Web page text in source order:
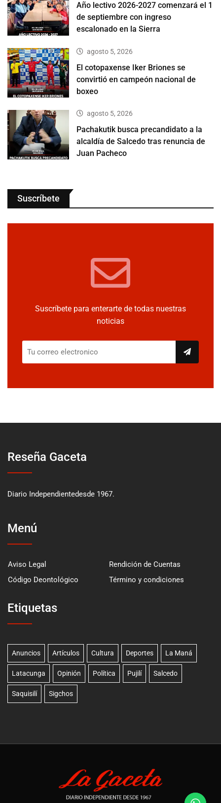
Año lectivo 2026-2027 comenzará el 1
de septiembre con ingreso
escalonado en la Sierra
agosto 5, 2026
El cotopaxense Iker Briones se
convirtió en campeón nacional de
boxeo
agosto 5, 2026
Pachakutik busca precandidato a la
alcaldía de Salcedo tras renuncia de
Juan Pacheco
Suscríbete
Suscríbete para enterarte de todas nuestras
noticias
Reseña Gaceta
Diario Independientedesde 1967.
Menú
Aviso Legal
Rendición de Cuentas
Código Deontológico
Término y condiciones
Etiquetas
Anuncios Artículos Cultura Deportes La Maná
Latacunga Opinión Política Pujilí Salcedo
Saquisilí Sigchos